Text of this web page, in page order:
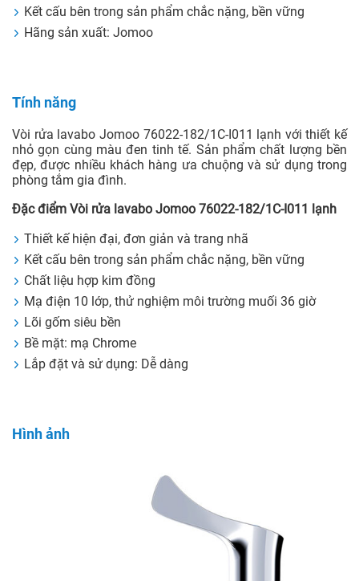
Kết cấu bên trong sản phẩm chắc nặng, bền vững
Hãng sản xuất: Jomoo
Tính năng
Vòi rửa lavabo Jomoo 76022-182/1C-I011 lạnh với thiết kế
nhỏ gọn cùng màu đen tinh tế. Sản phẩm chất lượng bền
đẹp, được nhiều khách hàng ưa chuộng và sử dụng trong
phòng tắm gia đình.
Đặc điểm Vòi rửa lavabo Jomoo 76022-182/1C-I011 lạnh
Thiết kế hiện đại, đơn giản và trang nhã
Kết cấu bên trong sản phẩm chắc nặng, bền vững
Chất liệu hợp kim đồng
Mạ điện 10 lớp, thử nghiệm môi trường muối 36 giờ
Lõi gốm siêu bền
Bề mặt: mạ Chrome
Lắp đặt và sử dụng: Dễ dàng
Hình ảnh